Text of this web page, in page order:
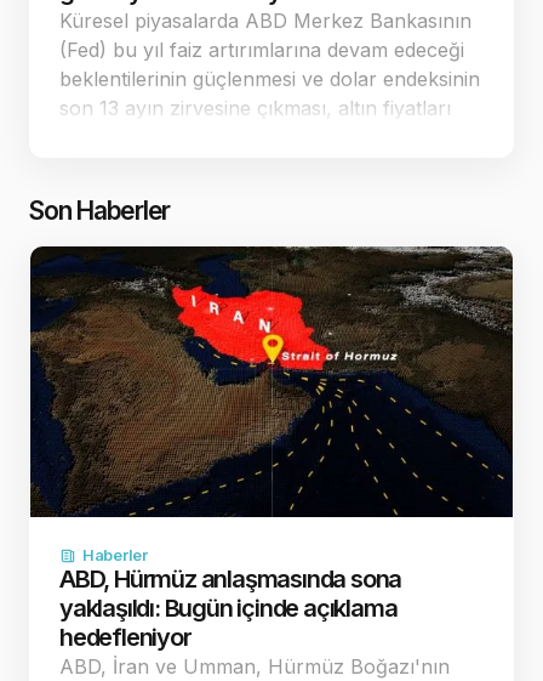
Küresel piyasalarda ABD Merkez Bankasının
(Fed) bu yıl faiz artırımlarına devam edeceği
beklentilerinin güçlenmesi ve dolar endeksinin
son 13 ayın zirvesine çıkması, altın fiyatları
Son Haberler
Haberler
ABD, Hürmüz anlaşmasında sona
yaklaşıldı: Bugün içinde açıklama
hedefleniyor
ABD, İran ve Umman, Hürmüz Boğazı'nın